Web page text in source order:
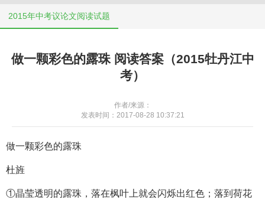
2015年中考议论文阅读试题
做一颗彩色的露珠 阅读答案（2015牡丹江中
考）
作者/来源：
发表时间：2017-08-28 10:37:21
做一颗彩色的露珠
杜旌
①晶莹透明的露珠，落在枫叶上就会闪烁出红色；落到荷花